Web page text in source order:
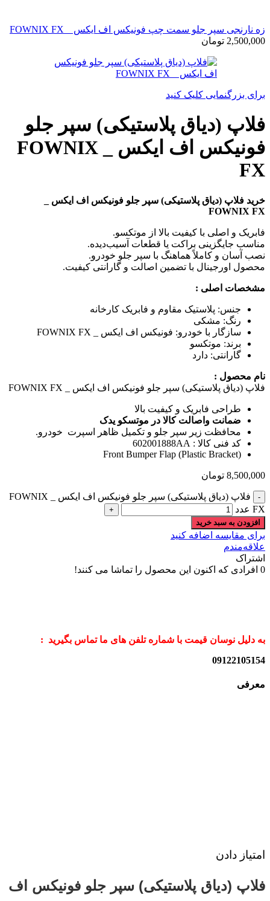
زه نارنجی سپر جلو سمت چپ فونیکس اف ایکس _ FOWNIX FX
2,500,000 تومان
برای بزرگنمایی کلیک کنید
فلاپ (دیاق پلاستیکی) سپر جلو
فونیکس اف ایکس _ FOWNIX
FX
خرید فلاپ (دیاق پلاستیکی) سپر جلو فونیکس اف ایکس _
FOWNIX FX
فابریک و اصلی با کیفیت بالا از موتکسو.
مناسب جایگزینی براکت یا قطعات آسیب‌دیده.
نصب آسان و کاملاً هماهنگ با سپر جلو خودرو.
محصول اورجینال با تضمین اصالت و گارانتی کیفیت.
مشخصات اصلی :
جنس: پلاستیک مقاوم و فابریک کارخانه
رنگ: مشکی
سازگار با خودرو: فونیکس اف ایکس _ FOWNIX FX
برند: موتکسو
گارانتی: دارد
نام محصول :
فلاپ (دیاق پلاستیکی) سپر جلو فونیکس اف ایکس _ FOWNIX FX
طراحی فابریک و کیفیت بالا
ضمانت واصالت کالا در موتسکو یدک
محافظت زیر سپر جلو و تکمیل ظاهر اسپرت خودرو.
کد فنی کالا : 602001888AA
Front Bumper Flap (Plastic Bracket)
8,500,000 تومان
فلاپ (دیاق پلاستیکی) سپر جلو فونیکس اف ایکس _ FOWNIX
FX عدد
افزودن به سبد خرید
برای مقایسه اضافه کنید
علاقه‌مندم
اشتراک
0 افرادی که اکنون این محصول را تماشا می کنند!
به دلیل نوسان قیمت با شماره تلفن های ما تماس بگیرید :
09122105154
معرفی
امتیاز دادن
فلاپ (دیاق پلاستیکی) سپر جلو فونیکس اف